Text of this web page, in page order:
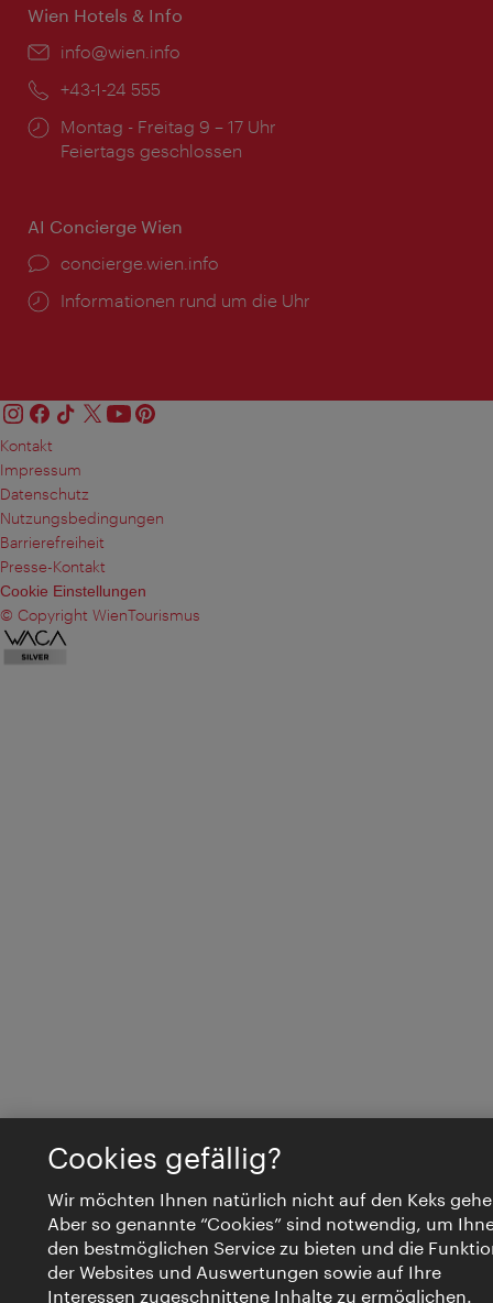
Wien Hotels & Info
Email:
info@wien.info
Telefon:
+43-1-24 555
Öffnungszeiten:
Montag - Freitag 9 – 17 Uhr
Feiertags geschlossen
AI Concierge Wien
Ort:
concierge.wien.info
Öffnungszeiten:
Informationen rund um die Uhr
Kontakt
Impressum
Datenschutz
Nutzungsbedingungen
Barrierefreiheit
Presse-Kontakt
Cookie Einstellungen
© Copyright WienTourismus
Cookies gefällig?
Wir möchten Ihnen natürlich nicht auf den Keks
Aber so genannte “Cookies” sind notwendig, um
den bestmöglichen Service zu bieten und die
der Websites und Auswertungen sowie auf Ihre
Interessen zugeschnittene Inhalte zu ermöglichen.